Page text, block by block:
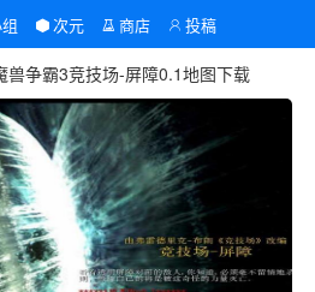
次元 商店 投稿
兽争霸3竞技场-屏障0.1地图下载